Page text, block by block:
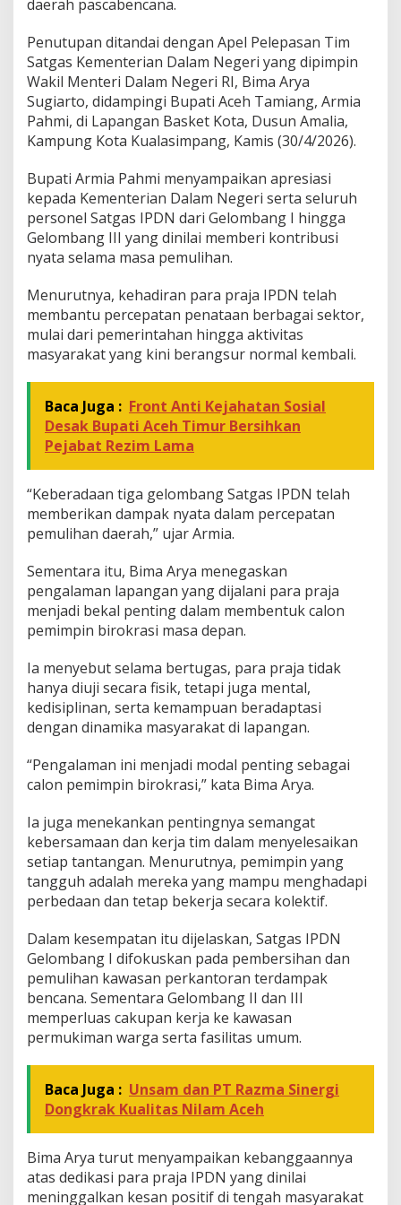
I
D
N
A
k
h
i
r
M
i
s
i
d
i
c
e
h
T
a
i
a
n
g
daerah pascabencana.
Penutupan ditandai dengan Apel Pelepasan Tim
Satgas Kementerian Dalam Negeri yang dipimpin
Wakil Menteri Dalam Negeri RI, Bima Arya
Sugiarto, didampingi Bupati Aceh Tamiang, Armia
Pahmi, di Lapangan Basket Kota, Dusun Amalia,
Kampung Kota Kualasimpang, Kamis (30/4/2026).
Bupati Armia Pahmi menyampaikan apresiasi
kepada Kementerian Dalam Negeri serta seluruh
personel Satgas IPDN dari Gelombang I hingga
Gelombang III yang dinilai memberi kontribusi
nyata selama masa pemulihan.
Menurutnya, kehadiran para praja IPDN telah
membantu percepatan penataan berbagai sektor,
mulai dari pemerintahan hingga aktivitas
masyarakat yang kini berangsur normal kembali.
Baca Juga : Front Anti Kejahatan Sosial
Desak Bupati Aceh Timur Bersihkan
Pejabat Rezim Lama
“Keberadaan tiga gelombang Satgas IPDN telah
memberikan dampak nyata dalam percepatan
pemulihan daerah,” ujar Armia.
Sementara itu, Bima Arya menegaskan
pengalaman lapangan yang dijalani para praja
menjadi bekal penting dalam membentuk calon
pemimpin birokrasi masa depan.
Ia menyebut selama bertugas, para praja tidak
hanya diuji secara fisik, tetapi juga mental,
kedisiplinan, serta kemampuan beradaptasi
dengan dinamika masyarakat di lapangan.
“Pengalaman ini menjadi modal penting sebagai
calon pemimpin birokrasi,” kata Bima Arya.
Ia juga menekankan pentingnya semangat
kebersamaan dan kerja tim dalam menyelesaikan
setiap tantangan. Menurutnya, pemimpin yang
tangguh adalah mereka yang mampu menghadapi
perbedaan dan tetap bekerja secara kolektif.
Dalam kesempatan itu dijelaskan, Satgas IPDN
Gelombang I difokuskan pada pembersihan dan
pemulihan kawasan perkantoran terdampak
bencana. Sementara Gelombang II dan III
memperluas cakupan kerja ke kawasan
permukiman warga serta fasilitas umum.
Baca Juga : Unsam dan PT Razma Sinergi
Dongkrak Kualitas Nilam Aceh
Bima Arya turut menyampaikan kebanggaannya
atas dedikasi para praja IPDN yang dinilai
meninggalkan kesan positif di tengah masyarakat